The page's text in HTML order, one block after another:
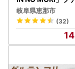
ーーーーーーーー
令和5年6月1日（
住所以外にお届
送り状記載のお
ーーーーーーー
150mm缶 / 恵那市
森 [AUBG018] ク
岐阜県恵那市
(32)